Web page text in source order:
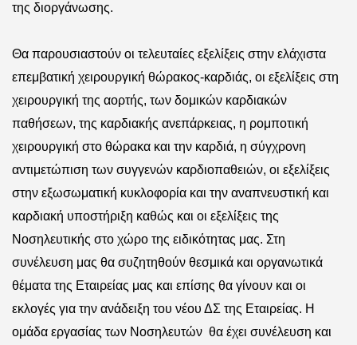
της διοργάνωσης.
Θα παρουσιαστούν οι τελευταίες εξελίξεις στην ελάχιστα
επεμβατική χειρουργική θώρακος-καρδιάς, οι εξελίξεις στη
χειρουργική της αορτής, των δομικών καρδιακών
παθήσεων, της καρδιακής ανεπάρκειας, η ρομποτική
χειρουργική στο θώρακα και την καρδιά, η σύγχρονη
αντιμετώπιση των συγγενών καρδιοπαθειών, οι εξελίξεις
στην εξωσωματική κυκλοφορία και την αναπνευστική και
καρδιακή υποστήριξη καθώς και οι εξελίξεις της
Νοσηλευτικής στο χώρο της ειδικότητας μας. Στη
συνέλευση μας θα συζητηθούν θεσμικά και οργανωτικά
θέματα της Εταιρείας μας και επίσης θα γίνουν και οι
εκλογές για την ανάδειξη του νέου ΔΣ της Εταιρείας. Η
ομάδα εργασίας των Νοσηλευτών θα έχει συνέλευση και